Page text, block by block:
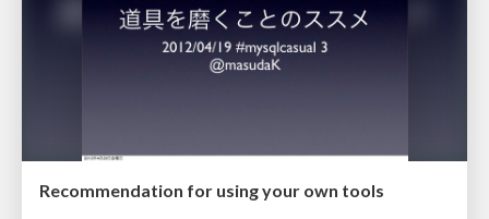
Recommendation for using your own tools